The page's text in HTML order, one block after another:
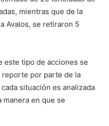
mientras que de la
Avalos, se retiraron 5
este tipo de acciones se
por parte de la
situación es analizada
manera en que se